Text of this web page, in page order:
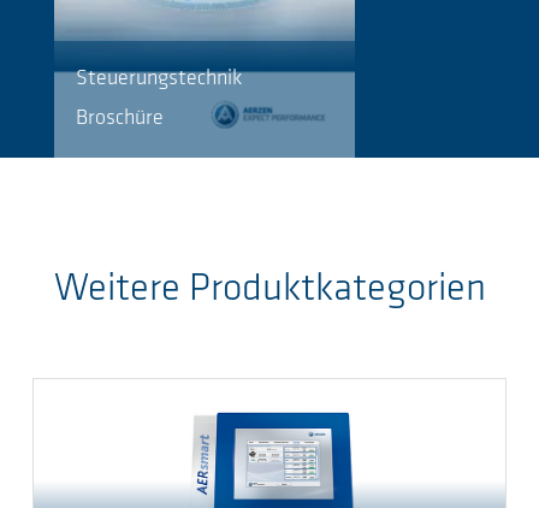
Steuerungstechnik
Broschüre
Weitere Produktkategorien